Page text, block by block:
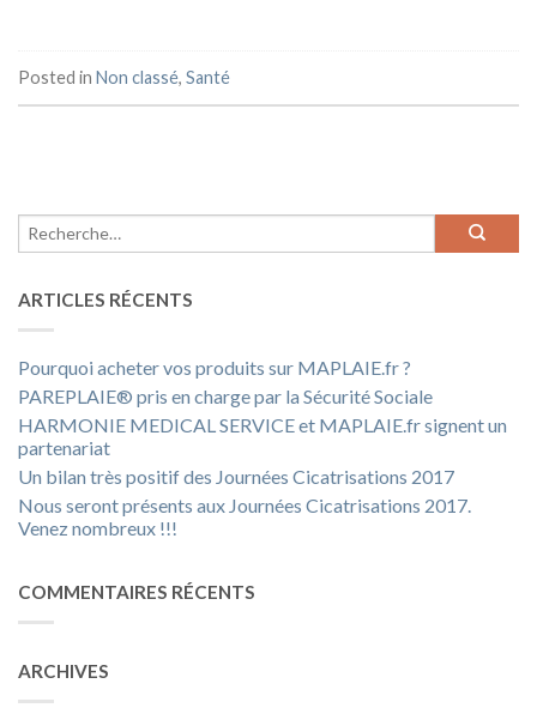
Posted in Non classé, Santé
ARTICLES RÉCENTS
Pourquoi acheter vos produits sur MAPLAIE.fr ?
PAREPLAIE® pris en charge par la Sécurité Sociale
HARMONIE MEDICAL SERVICE et MAPLAIE.fr signent un
partenariat
Un bilan très positif des Journées Cicatrisations 2017
Nous seront présents aux Journées Cicatrisations 2017.
Venez nombreux !!!
COMMENTAIRES RÉCENTS
ARCHIVES